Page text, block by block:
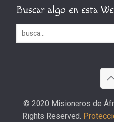
Buscar algo en esta
© 2020 Misioneros de
Rights Reserved.